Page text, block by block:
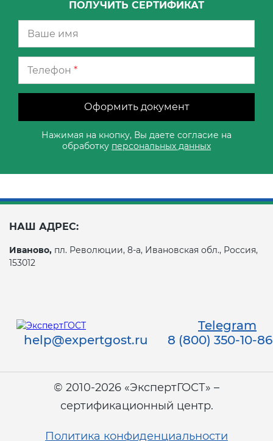
ПОЛУЧИТЬ СЕРТИФИКАТ
Телефон *
Оформить документ
Нажимая на кнопку, Вы даете согласие на
обработку персональных данных
НАШ АДРЕС:
Иваново, пл. Революции, 8-а, Ивановская обл., Россия,
153012
Telegram
help@expertgost.ru
8 (800) 350-10-86
© 2010-2026 «ЭкспертГОСТ» –
сертификационный центр.
Политика конфиденциальности